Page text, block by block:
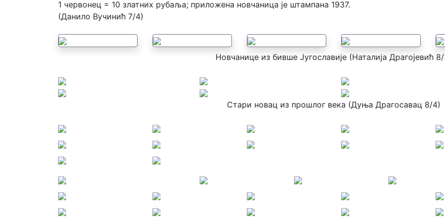
1 червонец = 10 златних рубаља; приложена новчаница је штампана 1937.
(Данило Вучинић 7/4)
Новчанице из бивше Југославије (Наталија Драгојевић
Стари новац из прошлог века (Дуња Драгосавац 8/4)